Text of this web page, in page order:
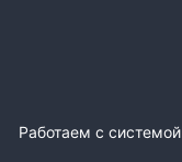
Работаем с системой